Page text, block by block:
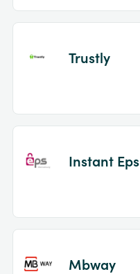
Trustly
Instant Eps
Mbway